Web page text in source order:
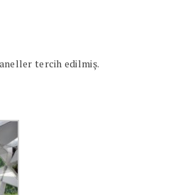
tercih edilmiş.